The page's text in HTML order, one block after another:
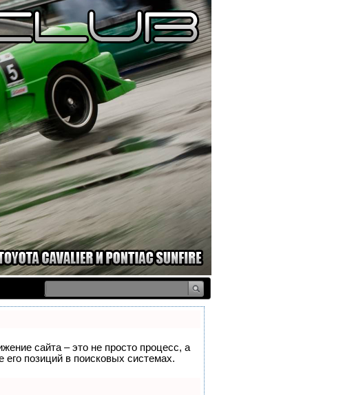
сайта – это не просто процесс, а
позиций в поисковых системах.